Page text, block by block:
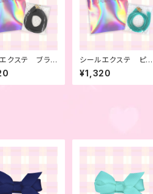
クステ ブラッ
ット
シールエクステ ピー
コックグリーン 4本セ
ット
¥1,320